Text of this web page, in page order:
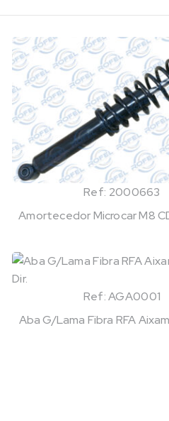
Ref: 2000663
Amortecedor Microcar M8
Ref: AGA0001
Aba G/Lama Fibra RFA